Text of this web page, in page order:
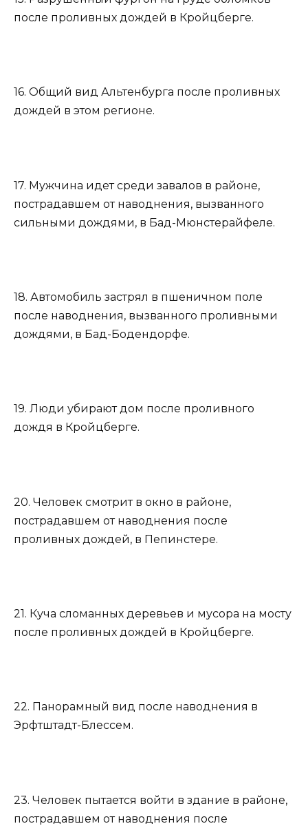
после проливных дождей в Кройцберге.
16. Общий вид Альтенбурга после проливных
дождей в этом регионе.
17. Мужчина идет среди завалов в районе,
пострадавшем от наводнения, вызванного
сильными дождями, в Бад-Мюнстерайфеле.
18. Автомобиль застрял в пшеничном поле
после наводнения, вызванного проливными
дождями, в Бад-Бодендорфе.
19. Люди убирают дом после проливного
дождя в Кройцберге.
20. Человек смотрит в окно в районе,
пострадавшем от наводнения после
проливных дождей, в Пепинстере.
21. Куча сломанных деревьев и мусора на мосту
после проливных дождей в Кройцберге.
22. Панорамный вид после наводнения в
Эрфтштадт-Блессем.
23. Человек пытается войти в здание в районе,
пострадавшем от наводнения после